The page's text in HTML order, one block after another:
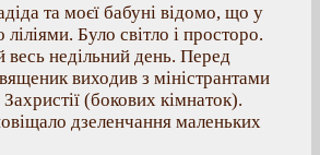
та моєї бабуні відомо, що у
Було світло і просторо.
весь недільний день. Перед
виходив з міністрантами
(бокових кімнаток).
дзеленчання маленьких